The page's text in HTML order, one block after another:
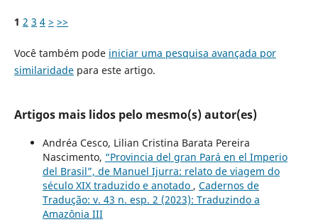
1 2 3 4 > >>
Você também pode iniciar uma pesquisa avançada por
similaridadepara este artigo.
Artigos mais lidos pelo mesmo(s) autor(es)
Andréa Cesco, Lilian Cristina Barata Pereira
Nascimento, “Provincia del gran Pará en el Imperio
del Brasil”, de Manuel Ijurra: relato de viagem do
século XIX traduzido e anotado , Cadernos de
Tradução: v. 43 n. esp. 2 (2023): Traduzindo a
Amazônia III